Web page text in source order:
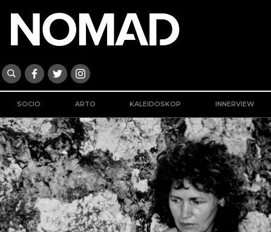
SOCIO ARTO KALEIDOSKOP INNERVIEW